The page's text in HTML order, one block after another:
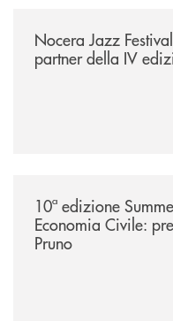
Nocera Jazz
partner della IV
10ª edizione
Economia Civile:
Pruno